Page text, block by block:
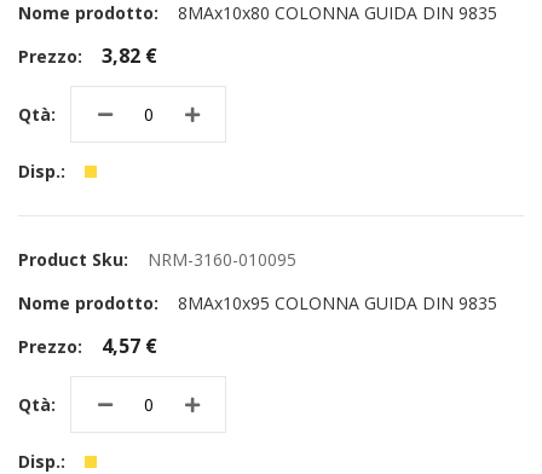
8MAx10x80 COLONNA GUIDA DIN 9835
3,82 €
NRM-3160-010095
8MAx10x95 COLONNA GUIDA DIN 9835
4,57 €